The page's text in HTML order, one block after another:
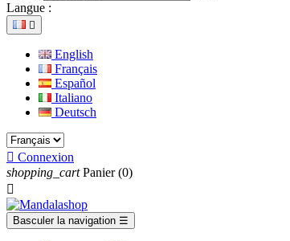
Langue :

English
Français
Español
Italiano
Deutsch
 Connexion
shopping_cart Panier (0)

Basculer la navigation ☰